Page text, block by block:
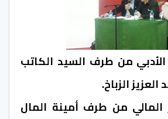
الأدبي من طرف السيد الكاتب
الزباخ.
المالي من طرف أمينة المال